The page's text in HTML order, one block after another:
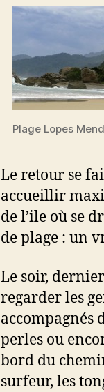
Plage Lopes
Le retour se
accueillir maxi
de l’ile où se
de plage : un
Le soir,
regarder les
accompagnés
perles ou
bord du
surfeur, les